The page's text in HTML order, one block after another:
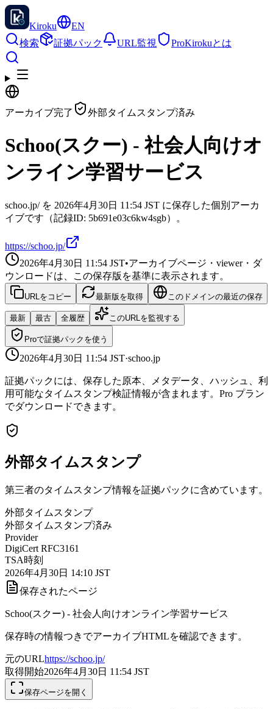
Kiroku
EN
検索
証拠パック URL監視 ProKirokuとは
アーカイブ完了 外部タイムスタンプ済み
Schoo(スクー) - 社会人向けオ
ンライン学習サービス
schoo.jp/ を 2026年4月30日 11:54 JST に保存した個別アーカ
イブです（記録ID: 5b691e03c6kw4sgb）。
https://schoo.jp/
2026年4月30日 11:54 JST•アーカイブページ・viewer・ダ
ウンロードは、この保存版を基準に表示されます。
URLをコピー 最新版を取得 このドメインの最近の保存
最新 最古 全履歴 このURLを監視する
Proで証拠パックを使う
2026年4月30日 11:54 JST·schoo.jp
証拠パックには、保存した原本、メタデータ、ハッシュ、利
用可能なタイムスタンプ検証情報が含まれます。Pro プラン
でダウンロードできます。
外部タイムスタンプ
第三者のタイムスタンプ情報を証拠パックに含めています。
外部タイムスタンプ
外部タイムスタンプ済み
Provider
DigiCert RFC3161
TSA時刻
2026年4月30日 14:10 JST
保存されたページ
Schoo(スクー) - 社会人向けオンライン学習サービス
保存時の情報つきでアーカイブHTMLを確認できます。
元のURLhttps://schoo.jp/
取得開始2026年4月30日 11:54 JST
保存ページを開く